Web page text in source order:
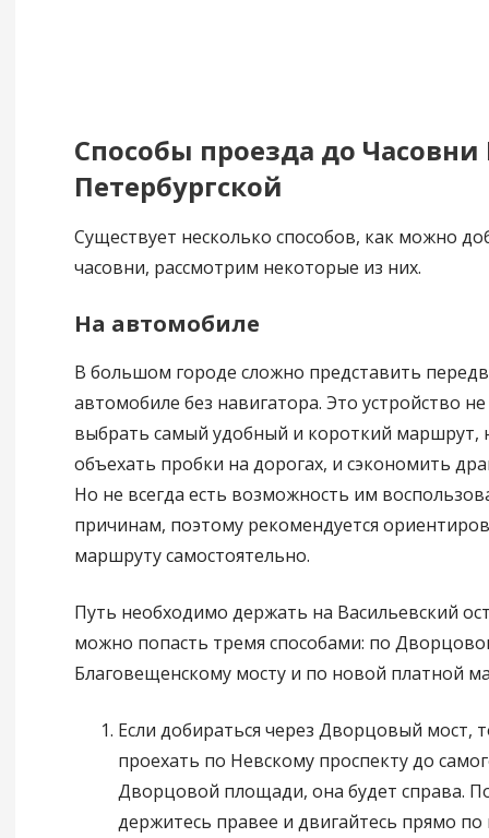
Способы проезда до
Петербургской
Существует несколько способов, как можно
часовни, рассмотрим некоторые из них.
На автомобиле
В большом городе сложно представить
автомобиле без навигатора. Это устройство
выбрать самый удобный и короткий маршрут,
объехать пробки на дорогах, и сэкономить
Но не всегда есть возможность им
причинам, поэтому рекомендуется
маршруту самостоятельно.
Путь необходимо держать на Васильевский
можно попасть тремя способами: по
Благовещенскому мосту и по новой платной
Если добираться через Дворцовый мост,
проехать по Невскому проспекту до
Дворцовой площади, она будет справа.
держитесь правее и двигайтесь прямо